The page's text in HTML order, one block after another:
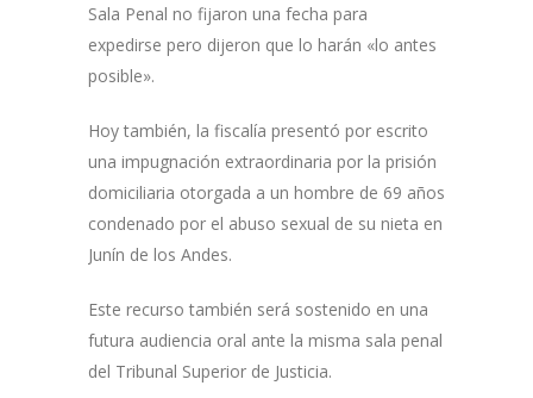
Sala Penal no fijaron una fecha para
expedirse pero dijeron que lo harán «lo antes
posible».
Hoy también, la fiscalía presentó por escrito
una impugnación extraordinaria por la prisión
domiciliaria otorgada a un hombre de 69 años
condenado por el abuso sexual de su nieta en
Junín de los Andes.
Este recurso también será sostenido en una
futura audiencia oral ante la misma sala penal
del Tribunal Superior de Justicia.